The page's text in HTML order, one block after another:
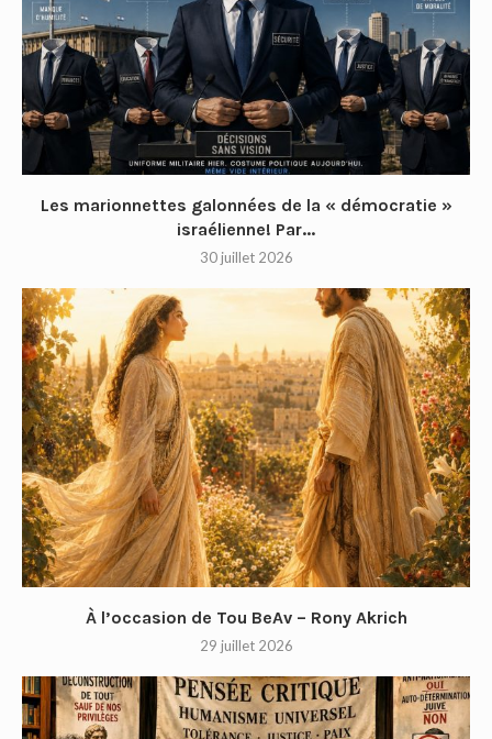
Les marionnettes galonnées de la « démocratie »
israélienne! Par...
30 juillet 2026
À l’occasion de Tou BeAv – Rony Akrich
29 juillet 2026